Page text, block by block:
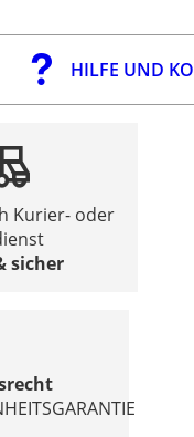
HILFE UND
Kurier- oder
sicher